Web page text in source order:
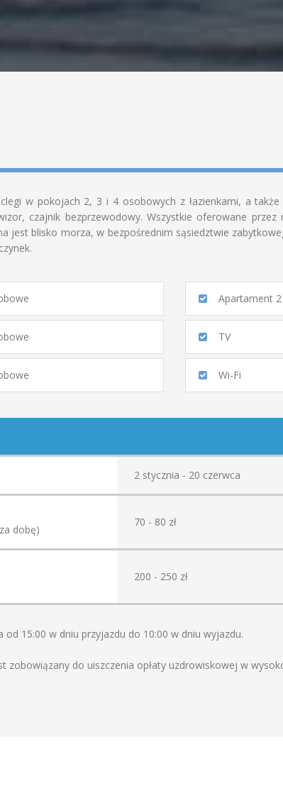
w pokojach 2, 3 i 4 osobowych z łazienkami, a
czajnik bezprzewodowy. Wszystkie oferowane
jest blisko morza, w bezpośrednim sąsiedztwie
Apartament
TV
Wi-Fi
2 stycznia - 20 czerwca
dobę)
70 - 80 zł
200 - 250 zł
15:00 w dniu przyjazdu do 10:00 w dniu wyjazdu.
zobowiązany do uiszczenia opłaty uzdrowiskowej w